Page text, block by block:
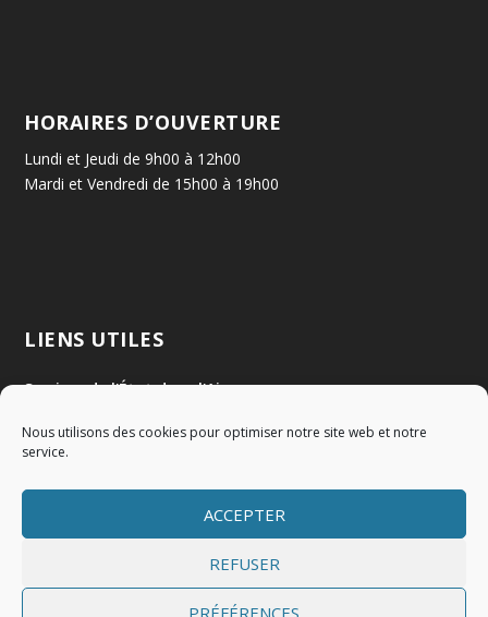
Nous utilisons des cookies pour optimiser notre site web et notre
service.
ACCEPTER
REFUSER
PRÉFÉRENCES
HORAIRES D’OUVERTURE
Lundi et Jeudi de 9h00 à 12h00
Mardi et Vendredi de 15h00 à 19h00
LIENS UTILES
Services de l'État dans l'Ain
Communauté de Communes Val de Saône Centre
SMIDOM